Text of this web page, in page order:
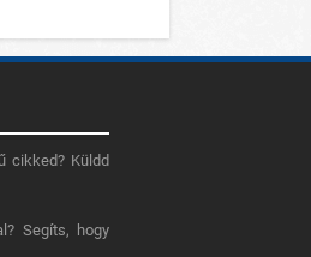
cikked? Küldd
Segíts, hogy